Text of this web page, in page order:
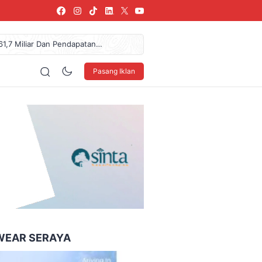
Miliar Dan Pendapatan
Coffee Expo Medan
Das’ad Latif Untuk
Arkindo Konstruksi
Pasang Iklan
SERAYA